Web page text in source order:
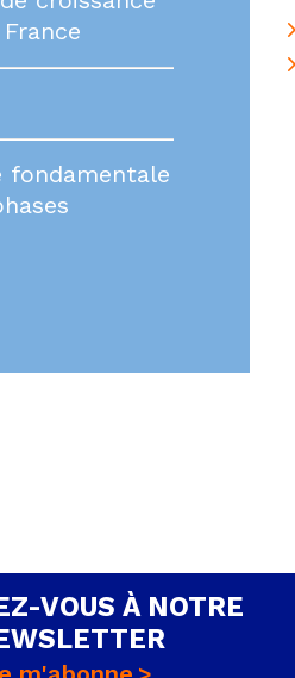
fondamentale
VOUS À NOTRE